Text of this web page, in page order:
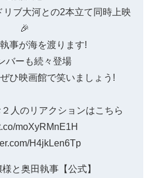
ブ大河との2本立て同時上映
🎉
事が海を渡ります!
バーも続々登場
ひ映画館で笑いましょう!
人のリアクションはこちら
moXyRMnE1H
H4jkLen6Tp
と奥田執事【公式】